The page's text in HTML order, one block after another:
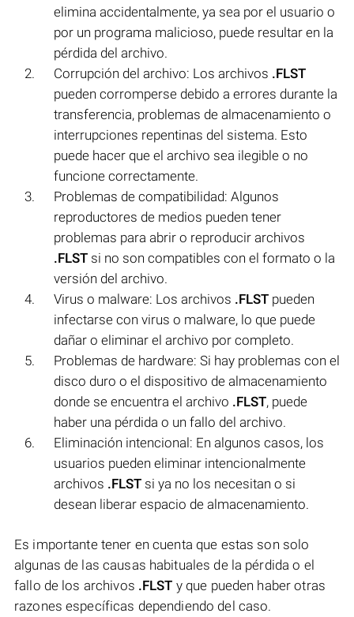
elimina accidentalmente, ya sea por el usuario o
por un programa malicioso, puede resultar en la
pérdida del archivo.
Corrupción del archivo: Los archivos .FLST
pueden corromperse debido a errores durante la
transferencia, problemas de almacenamiento o
interrupciones repentinas del sistema. Esto
puede hacer que el archivo sea ilegible o no
funcione correctamente.
Problemas de compatibilidad: Algunos
reproductores de medios pueden tener
problemas para abrir o reproducir archivos
.FLST si no son compatibles con el formato o la
versión del archivo.
Virus o malware: Los archivos .FLST pueden
infectarse con virus o malware, lo que puede
dañar o eliminar el archivo por completo.
Problemas de hardware: Si hay problemas con el
disco duro o el dispositivo de almacenamiento
donde se encuentra el archivo .FLST, puede
haber una pérdida o un fallo del archivo.
Eliminación intencional: En algunos casos, los
usuarios pueden eliminar intencionalmente
archivos .FLST si ya no los necesitan o si
desean liberar espacio de almacenamiento.
Es importante tener en cuenta que estas son solo
algunas de las causas habituales de la pérdida o el
fallo de los archivos .FLST y que pueden haber otras
razones específicas dependiendo del caso.